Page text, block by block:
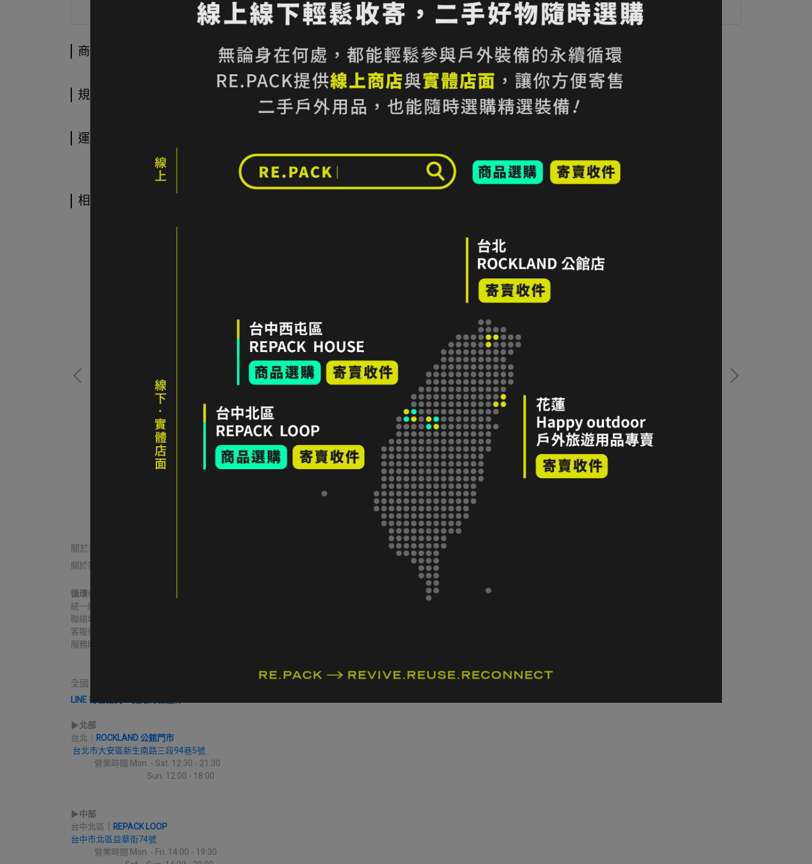
商品介紹 規格說明 運送方式
商品介紹
規格說明
運送方式
相關商品
gregory 越野跑腰帶 橘紅色
J-TECH 戶外戰術背包 22L (附水壺收納袋配
件) 大地色
NT$1,500
加入購物車
New Balance 越野跑水壺腰帶 黑色
NT$800
加入購物車
關於我們
關於我們 LINE 寄售諮詢
循環者商行
統一編號｜60806271
聯絡地址｜台中市北區益華街74號
客服信箱｜contact@re-pack.co
服務時間｜Mon. - Fri 14:00 - 19:00
全國合作實體收件店點｜請先完成LINE線上寄售確認流程再前往送件
LINE 寄售諮詢 & 開始寄售送件
▶︎北部
台北｜ ROCKLAND 公館門市
台北市大安區新生南路三段94巷5號
營業時間 Mon. - Sat. 12:30 - 21:30
Sun. 12:00 - 18:00
▶︎中部
台中北區
REPACK LOOP
台中市北區益華街74號
營業時間 Mon. - Fri. 14:00 - 19:30